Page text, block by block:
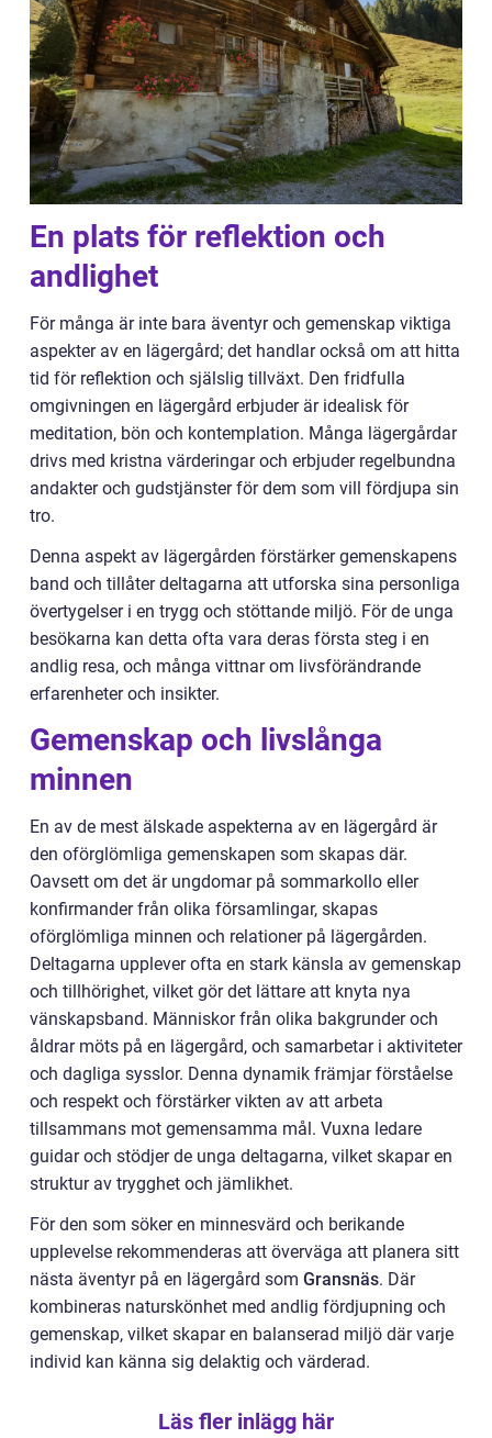
En plats för reflektion och
andlighet
För många är inte bara äventyr och gemenskap viktiga
aspekter av en lägergård; det handlar också om att hitta
tid för reflektion och själslig tillväxt. Den fridfulla
omgivningen en lägergård erbjuder är idealisk för
meditation, bön och kontemplation. Många lägergårdar
drivs med kristna värderingar och erbjuder regelbundna
andakter och gudstjänster för dem som vill fördjupa sin
tro.
Denna aspekt av lägergården förstärker gemenskapens
band och tillåter deltagarna att utforska sina personliga
övertygelser i en trygg och stöttande miljö. För de unga
besökarna kan detta ofta vara deras första steg i en
andlig resa, och många vittnar om livsförändrande
erfarenheter och insikter.
Gemenskap och livslånga
minnen
En av de mest älskade aspekterna av en lägergård är
den oförglömliga gemenskapen som skapas där.
Oavsett om det är ungdomar på sommarkollo eller
konfirmander från olika församlingar, skapas
oförglömliga minnen och relationer på lägergården.
Deltagarna upplever ofta en stark känsla av gemenskap
och tillhörighet, vilket gör det lättare att knyta nya
vänskapsband. Människor från olika bakgrunder och
åldrar möts på en lägergård, och samarbetar i aktiviteter
och dagliga sysslor. Denna dynamik främjar förståelse
och respekt och förstärker vikten av att arbeta
tillsammans mot gemensamma mål. Vuxna ledare
guidar och stödjer de unga deltagarna, vilket skapar en
struktur av trygghet och jämlikhet.
För den som söker en minnesvärd och berikande
upplevelse rekommenderas att överväga att planera sitt
nästa äventyr på en lägergård som Gransnäs. Där
kombineras naturskönhet med andlig fördjupning och
gemenskap, vilket skapar en balanserad miljö där varje
individ kan känna sig delaktig och värderad.
Läs fler inlägg här